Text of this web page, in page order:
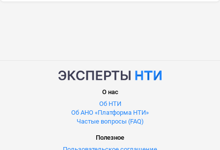
О нас
Об НТИ
Об АНО «Платформа НТИ»
Частые вопросы (FAQ)
Полезное